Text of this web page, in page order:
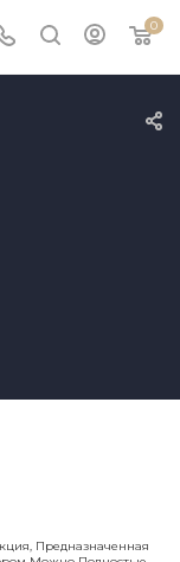
0
Предназначенная